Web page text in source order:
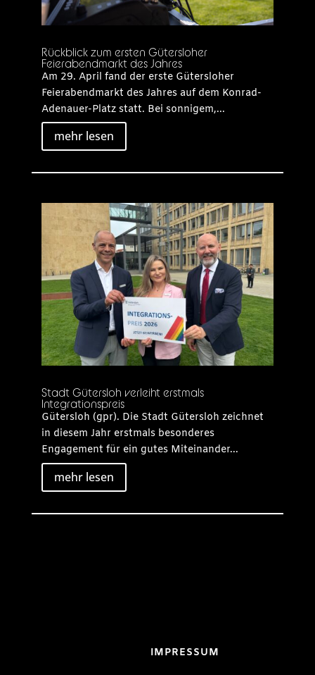
Rückblick zum ersten Gütersloher
Feierabendmarkt des Jahres
Am 29. April fand der erste Gütersloher
Feierabendmarkt des Jahres auf dem Konrad-
Adenauer-Platz statt. Bei sonnigem,...
mehr lesen
Stadt Gütersloh verleiht erstmals
Integrationspreis
Gütersloh (gpr). Die Stadt Gütersloh zeichnet
in diesem Jahr erstmals besonderes
Engagement für ein gutes Miteinander...
mehr lesen
IMPRESSUM